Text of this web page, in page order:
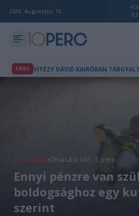
2026. Augusztus 10.
FRISS
ÉLETMÓD Olvasási idő: 3 perc
Ennyi pénzre van
boldogsághoz egy
szerint